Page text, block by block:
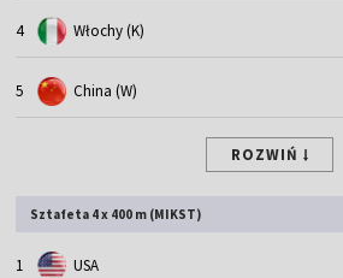
4 Włochy (K)
5 China (W)
ROZWIŃ
Sztafeta 4 x 400 m (MIKST)
1 USA